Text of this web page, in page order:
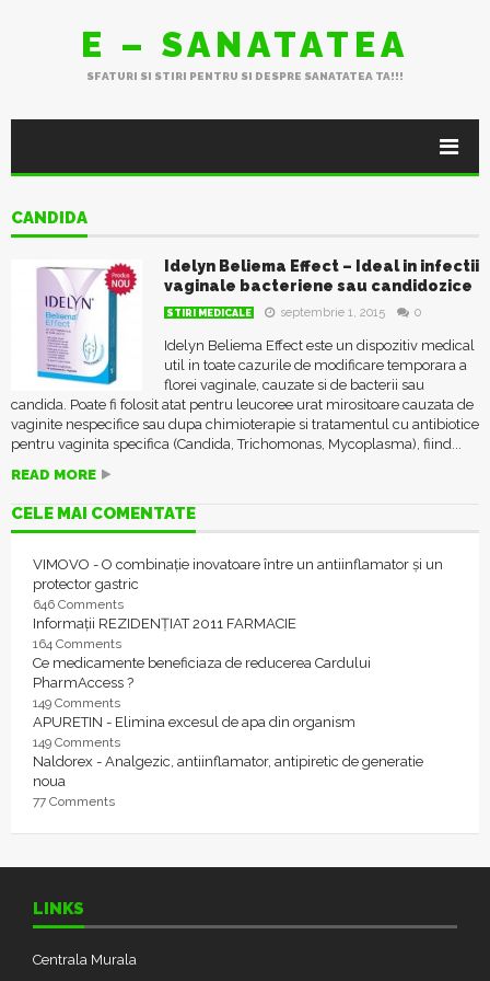
E – SANATATEA
SFATURI SI STIRI PENTRU SI DESPRE SANATATEA TA!!!
CANDIDA
Idelyn Beliema Effect – Ideal in infectii
vaginale bacteriene sau candidozice
STIRI MEDICALE septembrie 1, 2015 0
Idelyn Beliema Effect este un dispozitiv medical
util in toate cazurile de modificare temporara a
florei vaginale, cauzate si de bacterii sau
candida. Poate fi folosit atat pentru leucoree urat mirositoare cauzata de
vaginite nespecifice sau dupa chimioterapie si tratamentul cu antibiotice
pentru vaginita specifica (Candida, Trichomonas, Mycoplasma), fiind...
READ MORE
CELE MAI COMENTATE
VIMOVO - O combinație inovatoare între un antiinflamator și un
protector gastric
646 Comments
Informații REZIDENȚIAT 2011 FARMACIE
164 Comments
Ce medicamente beneficiaza de reducerea Cardului
PharmAccess ?
149 Comments
APURETIN - Elimina excesul de apa din organism
149 Comments
Naldorex - Analgezic, antiinflamator, antipiretic de generatie
noua
77 Comments
LINKS
Centrala Murala